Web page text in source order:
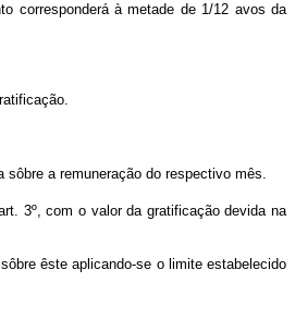
corresponderá à metade de 1/12 avos da
a remuneração do respectivo mês.
3º, com o valor da gratificação devida na
êste aplicando-se o limite estabelecido